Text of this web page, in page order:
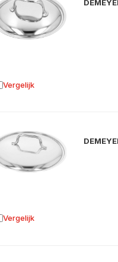
Vergelijk aan vergelijking
Vergelijk aan vergelijking